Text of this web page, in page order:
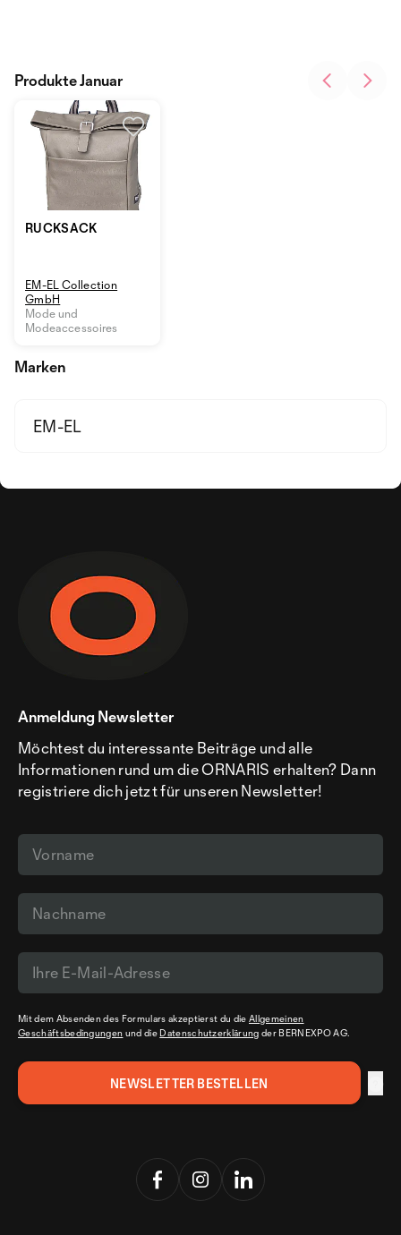
RUCKSACK
EM-EL Collection
GmbH
Mode und
Modeaccessoires
Produkte Januar
Marken
EM-EL
Anmeldung Newsletter
Möchtest du interessante Beiträge und alle
Informationen rund um die ORNARIS erhalten? Dann
registriere dich jetzt für unseren Newsletter!
Mit dem Absenden des Formulars akzeptierst du dieAllgemeinen
Geschäftsbedingungen und die Datenschutzerklärung der BERNEXPO AG.